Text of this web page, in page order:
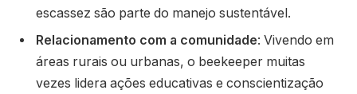
escassez são parte do manejo sustentável.
Relacionamento com a comunidade: Vivendo em
áreas rurais ou urbanas, o beekeeper muitas
vezes lidera ações educativas e conscientização